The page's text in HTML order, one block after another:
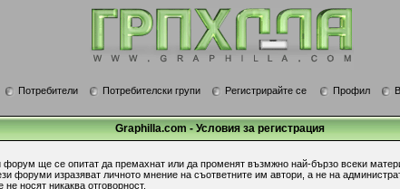
Потребители Потребителски групи Регистрирайте се Профил
Graphilla.com - Условия за регистрация
форум ще се опитат да премахнат или да променят възмжно най-бързо всеки
форуми изразяват личното мнение на съответните им автори, а не на
носят никаква отговорност.